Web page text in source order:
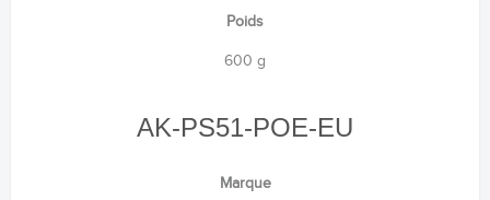
Poids
600 g
AK-PS51-POE-EU
Marque